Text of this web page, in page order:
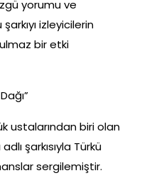
yorumu ve
izleyicilerin
bir etki
ustalarından biri olan
şarkısıyla Türkü
sergilemiştir.